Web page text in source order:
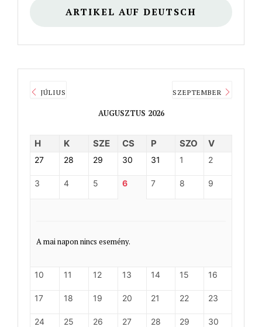
ARTIKEL AUF DEUTSCH
JÚLIUS
AUGUSZTUS 2026
SZEPTEMBER
H K SZE CS P SZO V
27 28 29 30 31 1 2
3 4 5 6 7 8 9
A mai napon nincs esemény.
10 11 12 13 14 15 16
17 18 19 20 21 22 23
24 25 26 27 28 29 30